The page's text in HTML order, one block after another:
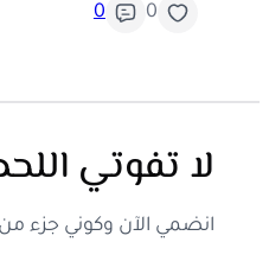
0
0
لا تفوتي
انضمي الآن وكوني جزء